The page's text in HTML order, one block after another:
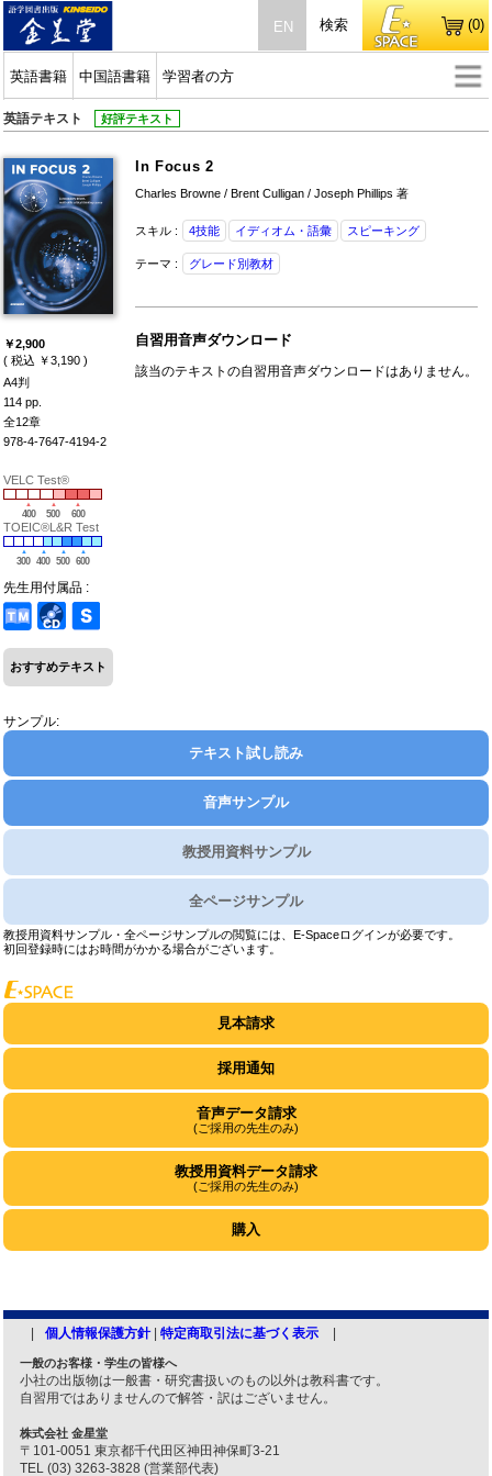
EN
英語書籍 中国語書籍 学習者の方
検索 (0)
英語テキスト 好評テキスト
￥2,900
( 税込 ￥3,190 )
A4判
114 pp.
全12章
978-4-7647-4194-2
VELC Test®
400 500 600
TOEIC®L&R Test
300 400 500 600
先生用付属品 :
おすすめテキスト
In Focus 2
Charles Browne / Brent Culligan / Joseph Phillips 著
スキル : 4技能 イディオム・語彙 スピーキング
テーマ : グレード別教材
自習用音声ダウンロード
該当のテキストの自習用音声ダウンロードはありません。
サンプル:
テキスト試し読み
音声サンプル
教授用資料サンプル
全ページサンプル
教授用資料サンプル・全ページサンプルの閲覧には、E-Spaceログインが必要です。
初回登録時にはお時間がかかる場合がございます。
見本請求
採用通知
音声データ請求
(ご採用の先生のみ)
教授用資料データ請求
(ご採用の先生のみ)
購入
個人情報保護方針| 特定商取引法に基づく表示
一般のお客様・学生の皆様へ
小社の出版物は一般書・研究書扱いのもの以外は教科書です。
自習用ではありませんので解答・訳はございません。
株式会社 金星堂
〒101-0051 東京都千代田区神田神保町3-21
TEL (03) 3263-3828 (営業部代表)